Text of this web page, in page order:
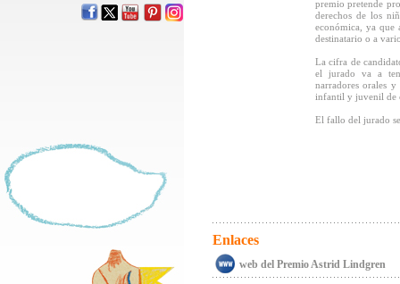
premio pretende
derechos de los
económica, ya que
destinatario o a
La cifra de
el jurado va a
narradores orales
infantil y juvenil de
El fallo del jurado
Enlaces
web del Premio Astrid Lindgren